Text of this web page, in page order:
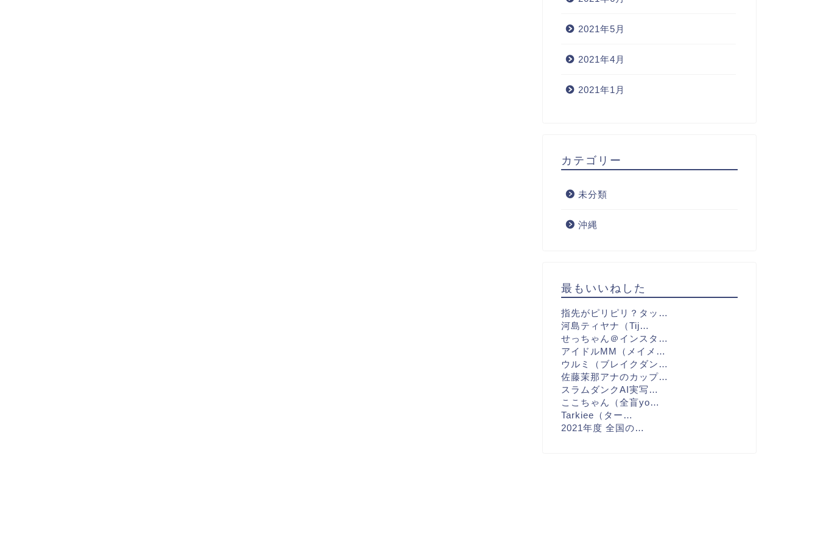
2021年5月
2021年4月
2021年1月
カテゴリー
未分類
沖縄
最もいいねした
指先がピリピリ？タッ…
河島ティヤナ（Tij…
せっちゃん＠インスタ…
アイドルMM（メイメ…
ウルミ（ブレイクダン…
佐藤茉那アナのカップ…
スラムダンクAI実写…
ここちゃん（全盲yo…
Tarkiee（ター…
2021年度 全国の…